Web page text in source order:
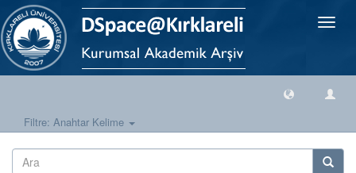
Geçiş
Filtre: Anahtar Kelime